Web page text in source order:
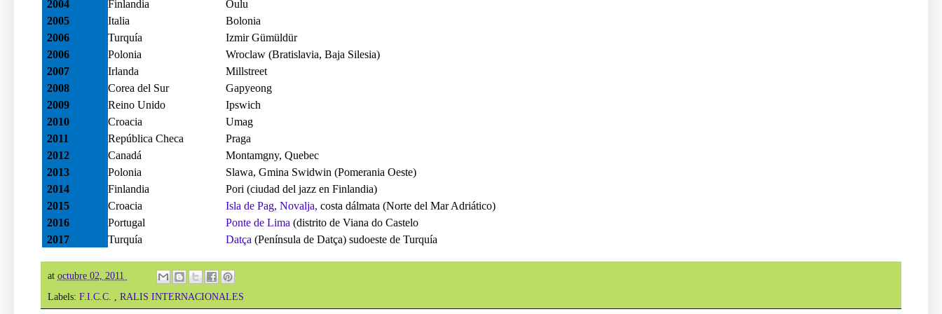
2004
Finlandia
Oulu
2005
Italia
Bolonia
2006
Turquía
Izmir Gümüldür
2006
Polonia
Wroclaw (Bratislavia, Baja Silesia)
2007
Irlanda
Millstreet
2008
Corea del Sur
Gapyeong
2009
Reino Unido
Ipswich
2010
Croacia
Umag
2011
2012
2013
2014
2015
2016
2017
República Checa
Canadá
Polonia
Finlandia
Croacia
Portugal
Turquía
Praga
Montamgny, Quebec
Slawa, Gmina Swidwin (Pomerania Oeste)
Pori (ciudad del jazz en Finlandia)
Isla de Pag, Novalja, costa dálmata (Norte del Mar Adriático)
Ponte de Lima (distrito de Viana do Castelo
Datça (Península de Datça) sudoeste de Turquía
at octubre 02, 2011
Labels: F.I.C.C. RALIS INTERNACIONALES